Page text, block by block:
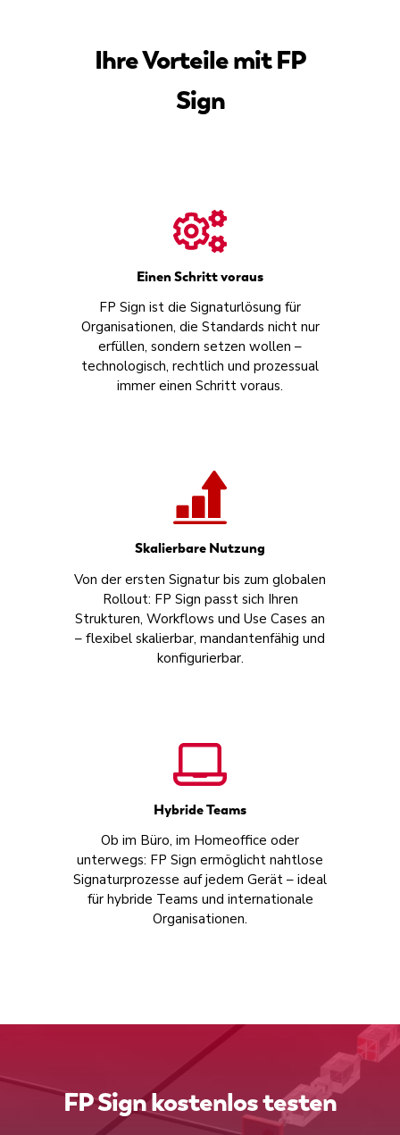
Ihre Vorteile mit FP
Sign
Einen Schritt voraus
FP Sign ist die Signaturlösung für
Organisationen, die Standards nicht nur
erfüllen, sondern setzen wollen –
technologisch, rechtlich und prozessual
immer einen Schritt voraus.
Skalierbare Nutzung
Von der ersten Signatur bis zum globalen
Rollout: FP Sign passt sich Ihren
Strukturen, Workflows und Use Cases an
– flexibel skalierbar, mandantenfähig und
konfigurierbar.
Hybride Teams
Ob im Büro, im Homeoffice oder
unterwegs: FP Sign ermöglicht nahtlose
Signaturprozesse auf jedem Gerät – ideal
für hybride Teams und internationale
Organisationen.
FP Sign kostenlos testen